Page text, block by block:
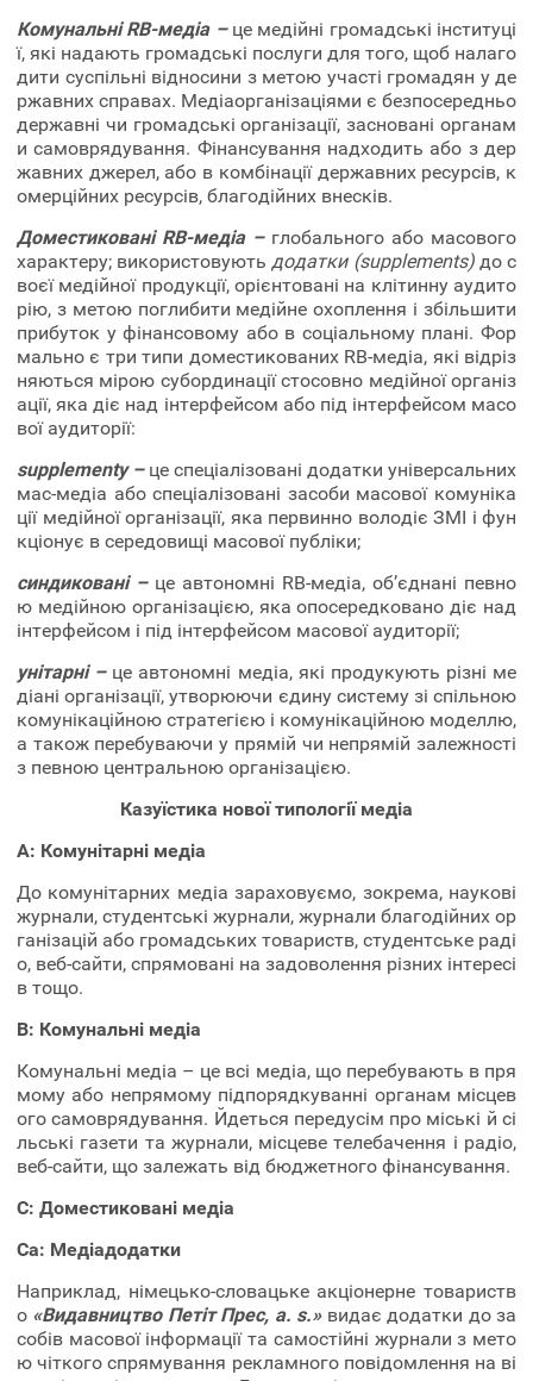
Комунальні RB-медіа – це медійні громадські інституці
ї, які надають громадські послуги для того, щоб налаго
дити суспільні відносини з метою участі громадян у де
ржавних справах. Медіаорганізаціями є безпосередньо
державні чи громадські організації, засновані органам
и самоврядування. Фінансування надходить або з дер
жавних джерел, або в комбінації державних ресурсів, к
омерційних ресурсів, благодійних внесків.
Доместиковані RB-медіа – глобального або масового
характеру; використовуютьдодатки (supplements) до с
воєї медійної продукції, орієнтовані на клітинну аудито
рію, з метою поглибити медійне охоплення і збільшити
прибуток у фінансовому або в соціальному плані. Фор
мально є три типи доместикованих RB-медіа, які відріз
няються мірою субординації стосовно медійної організ
ації, яка діє над інтерфейсом або під інтерфейсом масо
вої аудиторії:
supplementy – це спеціалізовані додатки універсальних
мас-медіа або спеціалізовані засоби масової комуніка
ції медійної організації, яка первинно володіє ЗМІ і фун
кціонує в середовищі масової публіки;
синдиковані – це автономні RB-медіа, об’єднані певно
ю медійною організацією, яка опосередковано діє над
інтерфейсом і під інтерфейсом масової аудиторії;
унітарні – це автономні медіа, які продукують різні ме
діані організації, утворюючи єдину систему зі спільною
комунікаційною стратегією і комунікаційною моделлю,
а також перебуваючи у прямій чи непрямій залежності
з певною центральною організацією.
Казуїстика нової типології медіа
A: Комунітарні медіа
До комунітарних медіа зараховуємо, зокрема, наукові
журнали, студентські журнали, журнали благодійних ор
ганізацій або громадських товариств, студентське раді
о, веб-сайти, спрямовані на задоволення різних інтересі
в тощо.
B: Комунальні медіа
Комунальні медіа – це всі медіа, що перебувають в пря
мому або непрямому підпорядкуванні органам місцев
ого самоврядування. Йдеться передусім про міські й сі
льські газети та журнали, місцеве телебачення і радіо,
веб-сайти, що залежать від бюджетного фінансування.
C: Доместиковані медіа
Ca: Медіадодатки
Наприклад, німецько-словацьке акціонерне товариств
о «Видавництво Петіт Прес, a. s.» видає додатки до за
собів масової інформації та самостійні журнали з мето
ю чіткого спрямування рекламного повідомлення на ві